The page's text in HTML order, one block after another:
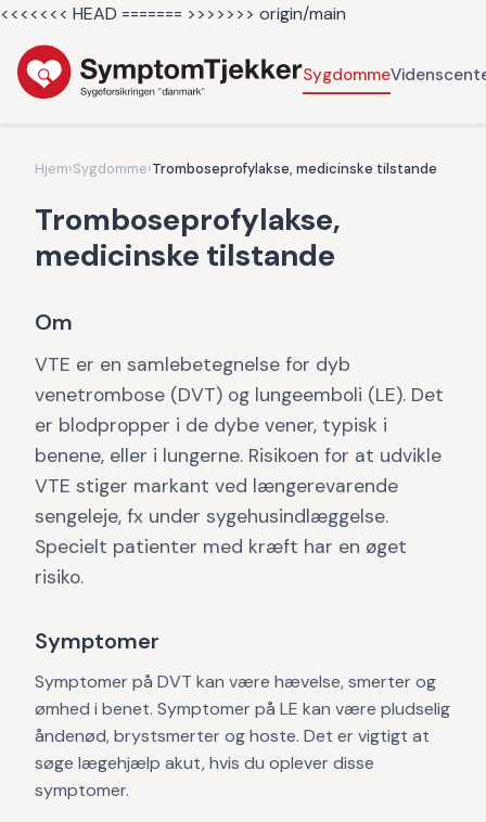
<<<<<<< HEAD ======= >>>>>>> origin/main
Sygdomme
Hjem›Sygdomme›Tromboseprofylakse, medicinske tilstande
Tromboseprofylakse,
medicinske tilstande
Om
VTE er en samlebetegnelse for dyb
venetrombose (DVT) og lungeemboli (LE). Det
er blodpropper i de dybe vener, typisk i
benene, eller i lungerne. Risikoen for at udvikle
VTE stiger markant ved længerevarende
sengeleje, fx under sygehusindlæggelse.
Specielt patienter med kræft har en øget
risiko.
Symptomer
Symptomer på DVT kan være hævelse, smerter og
ømhed i benet. Symptomer på LE kan være pludselig
åndenød, brystsmerter og hoste. Det er vigtigt at
søge lægehjælp akut, hvis du oplever disse
symptomer.